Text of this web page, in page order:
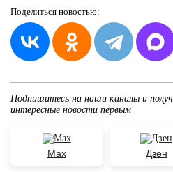
Поделиться новостью:
Подпишитесь на наши каналы и
интересные новости первым
Max Дзен